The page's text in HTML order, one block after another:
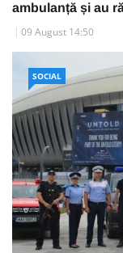
ambulanță și au
09 August 14:50
SOCIAL